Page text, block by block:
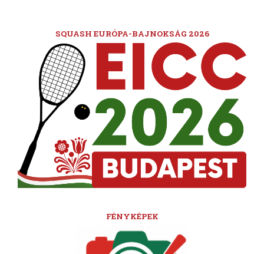
SQUASH EURÓPA-BAJNOKSÁG 2026
FÉNYKÉPEK